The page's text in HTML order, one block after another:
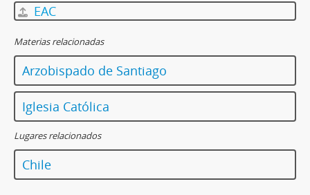
EAC
Materias relacionadas
Arzobispado de Santiago
Iglesia Católica
Lugares relacionados
Chile